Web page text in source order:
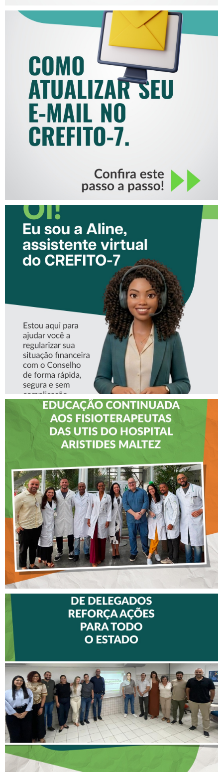
COMO ATUALIZAR SEU E-
MAIL NO CREFITO-7
CONHEÇA A ‘ALINE’,
ASSISTENTE VIRTUAL DO
CREFITO-7
CREFITO-7 LEVA EDUCAÇÃO
CONTINUADA AOS
FISIOTERAPEUTAS DAS UTIs
DO HOSPITAL ARISTIDES
MALTEZ
DELEGADOS REFORÇA
AÇÕES PARA TODO O
ESTADO